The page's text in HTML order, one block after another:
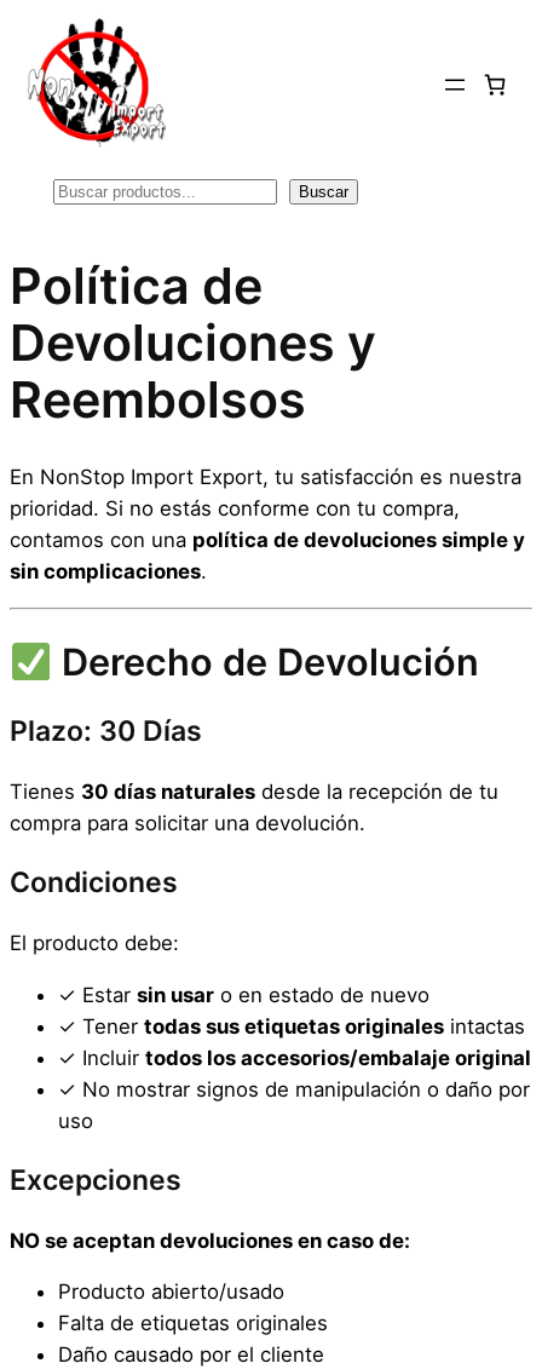
contenido
Buscar Buscar
Política de
Devoluciones y
Reembolsos
En NonStop Import Export, tu satisfacción es nuestra
prioridad. Si no estás conforme con tu compra,
contamos con una política de devoluciones simple y
sin complicaciones.
Derecho de Devolución
Plazo: 30 Días
Tienes 30 días naturales desde la recepción de tu
compra para solicitar una devolución.
Condiciones
El producto debe:
✓ Estar sin usar o en estado de nuevo
✓ Tener todas sus etiquetas originales intactas
✓ Incluir todos los accesorios/embalaje original
✓ No mostrar signos de manipulación o daño por
uso
Excepciones
NO se aceptan devoluciones en caso de:
Producto abierto/usado
Falta de etiquetas originales
Daño causado por el cliente